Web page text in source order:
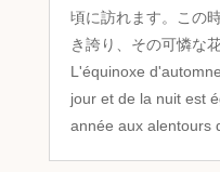
頃に訪れます。この
き誇り、その可憐な
L'équinoxe
jour et de la nuit est
année aux alentours